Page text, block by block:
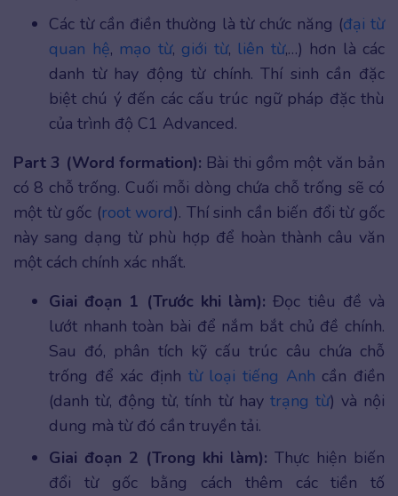
Các từ cần điền thường là từ chức năng (đại từ
quan hệ, mạo từ, giới từ, liên từ,…) hơn là các
danh từ hay động từ chính. Thí sinh cần đặc
biệt chú ý đến các cấu trúc ngữ pháp đặc thù
của trình độ C1 Advanced.
Part 3 (Word formation): Bài thi gồm một văn bản
có 8 chỗ trống. Cuối mỗi dòng chứa chỗ trống sẽ có
một từ gốc (root word). Thí sinh cần biến đổi từ gốc
này sang dạng từ phù hợp để hoàn thành câu văn
một cách chính xác nhất.
Giai đoạn 1 (Trước khi làm): Đọc tiêu đề và
lướt nhanh toàn bài để nắm bắt chủ đề chính.
Sau đó, phân tích kỹ cấu trúc câu chứa chỗ
trống để xác định từ loại tiếng Anh cần điền
(danh từ, động từ, tính từ hay trạng từ) và nội
dung mà từ đó cần truyền tải.
Giai đoạn 2 (Trong khi làm): Thực hiện biến
đổi từ gốc bằng cách thêm các tiền tố